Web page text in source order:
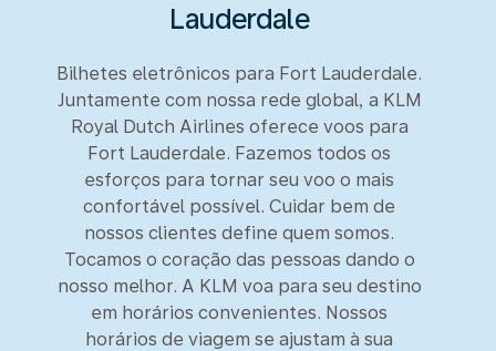
Lauderdale
Bilhetes eletrônicos para Fort Lauderdale.
Juntamente com nossa rede global, a KLM
Royal Dutch Airlines oferece voos para
Fort Lauderdale. Fazemos todos os
esforços para tornar seu voo o mais
confortável possível. Cuidar bem de
nossos clientes define quem somos.
Tocamos o coração das pessoas dando o
nosso melhor. A KLM voa para seu destino
em horários convenientes. Nossos
horários de viagem se ajustam à sua